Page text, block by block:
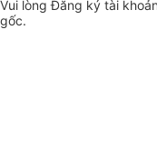
Vui lòngĐăng ký tài
gốc.